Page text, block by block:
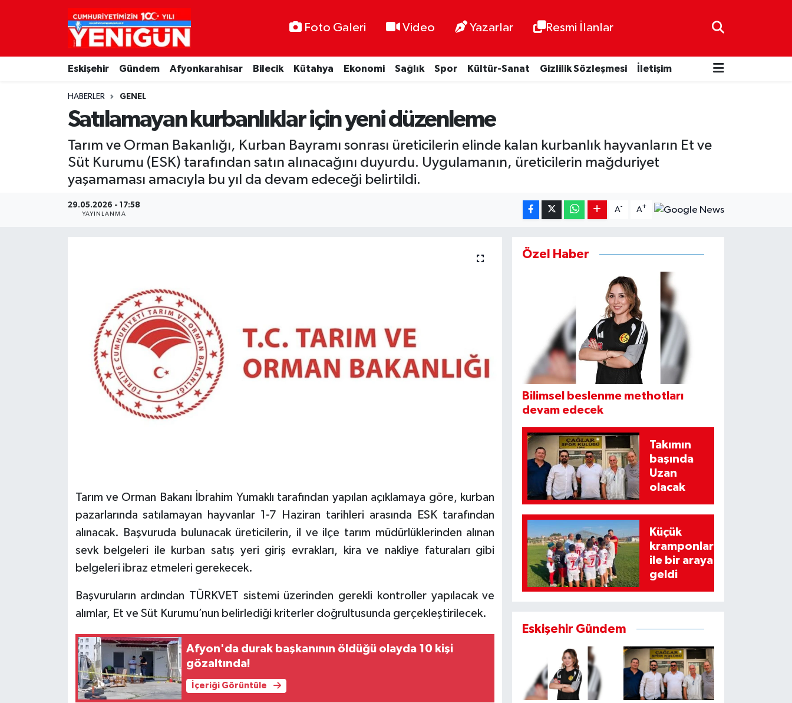
Foto Galeri Video Yazarlar Resmi İlanlar
Eskişehir Gündem Afyonkarahisar Bilecik Kütahya Ekonomi Sağlık Spor Kültür-Sanat Gizlilik Sözleşmesi İletişim
HABERLER GENEL
Satılamayan kurbanlıklar için yeni düzenleme
Tarım ve Orman Bakanlığı, Kurban Bayramı sonrası üreticilerin elinde kalan kurbanlık hayvanların Et ve
Süt Kurumu (ESK) tarafından satın alınacağını duyurdu. Uygulamanın, üreticilerin mağduriyet
yaşamaması amacıyla bu yıl da devam edeceği belirtildi.
29.05.2026 - 17:58
YAYINLANMA
A- A+
Tarım ve Orman Bakanı İbrahim Yumaklı tarafından yapılan açıklamaya göre, kurban
pazarlarında satılamayan hayvanlar 1-7 Haziran tarihleri arasında ESK tarafından
alınacak. Başvuruda bulunacak üreticilerin, il ve ilçe tarım müdürlüklerinden alınan
sevk belgeleri ile kurban satış yeri giriş evrakları, kira ve nakliye faturaları gibi
belgeleri ibraz etmeleri gerekecek.
Başvuruların ardından TÜRKVET sistemi üzerinden gerekli kontroller yapılacak ve
alımlar, Et ve Süt Kurumu’nun belirlediği kriterler doğrultusunda gerçekleştirilecek.
Afyon'da durak başkanının öldüğü olayda 10 kişi
gözaltında!
İçeriği Görüntüle
Özel Haber
Bilimsel beslenme methotları
devam edecek
Takımın
başında
Uzan
olacak
Küçük
kramponlar
ile bir araya
geldi
Eskişehir Gündem
Nöbetçi Eczaneler
Hava Durumu
Tüm Manşetler